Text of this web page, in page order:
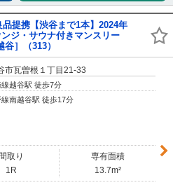
品提携【渋谷まで1本】2024年
ジ・サウナ付きマンスリー
］（313）
市瓦曽根１丁目21-33
越谷駅 徒歩7分
線南越谷駅 徒歩17分
間取り
1R
専有面積
13.7m²